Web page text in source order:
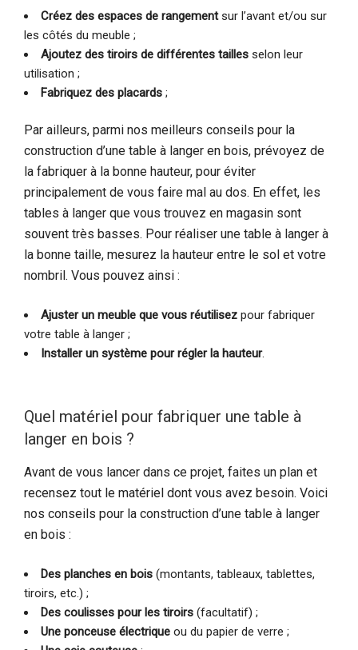
Créez des espaces de rangementsur l’avant et/ou sur
les côtés du meuble ;
Ajoutez des tiroirs de différentes tailles selon leur
utilisation ;
Fabriquez des placards ;
Par ailleurs, parmi nos meilleurs conseils pour la
construction d’une table à langer en bois, prévoyez de
la fabriquer à la bonne hauteur, pour éviter
principalement de vous faire mal au dos. En effet, les
tables à langer que vous trouvez en magasin sont
souvent très basses. Pour réaliser une table à langer à
la bonne taille, mesurez la hauteur entre le sol et votre
nombril. Vous pouvez ainsi :
Ajuster un meuble que vous réutilisez pour fabriquer
votre table à langer ;
Installer un système pour régler la hauteur.
Quel matériel pour fabriquer une table à
langer en bois ?
Avant de vous lancer dans ce projet, faites un plan et
recensez tout le matériel dont vous avez besoin. Voici
nos conseils pour la construction d’une table à langer
en bois :
Des planches en bois (montants, tableaux, tablettes,
tiroirs, etc.) ;
Des coulisses pour les tiroirs (facultatif) ;
Une ponceuse électrique ou du papier de verre ;